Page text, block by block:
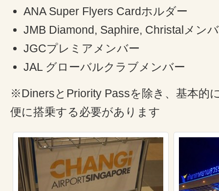
ANA Super Flyers Cardホルダー
JMB Diamond, Saphire, Christalメン
JGCプレミアメンバー
JAL グローバルクラブメンバー
※DinersとPriority Passを除き、基本的
便に搭乗する必要があります